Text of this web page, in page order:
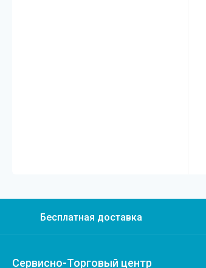
Бесплатная доставка
Сервисно-Торговый центр